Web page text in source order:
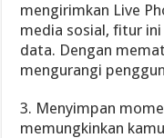
mengirimkan Live
media sosial, fitur
data. Dengan
mengurangi
3. Menyimpan
memungkinkan